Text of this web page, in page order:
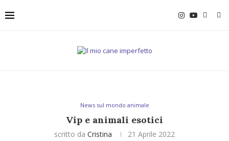
News sul mondo animale
Vip e animali esotici
scritto da Cristina 21 Aprile 2022